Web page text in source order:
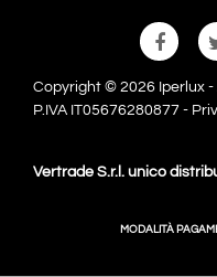
Copyright © 2026 Iperlux -
P.IVA IT05676280877 -
Vertrade S.r.l. unico
MODALITÀ